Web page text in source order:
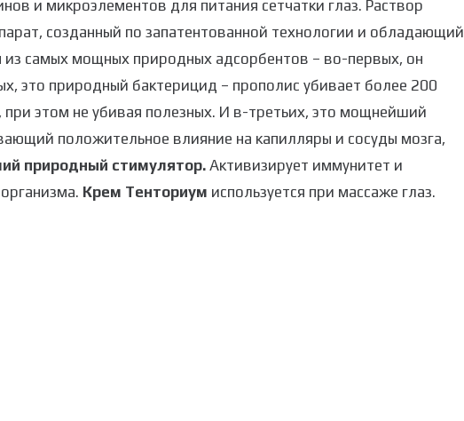
и микроэлементов для питания сетчатки глаз. Раствор
созданный по запатентованной технологии и обладающий
самых мощных природных адсорбентов – во-первых, он
это природный бактерицид – прополис убивает более 200
этом не убивая полезных. И в-третьих, это мощнейший
положительное влияние на капилляры и сосуды мозга,
природный стимулятор. Активизирует иммунитет и
Крем Тенториум используется при массаже глаз.